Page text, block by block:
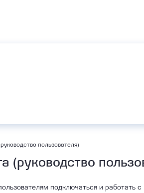
пользователя)
(руководство
подключаться и работать